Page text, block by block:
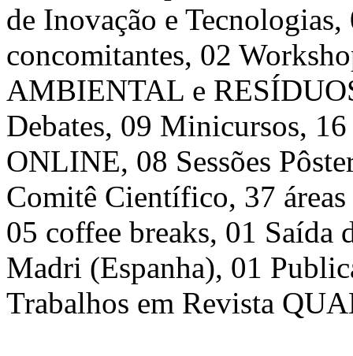
de Inovação e
concomitantes, 02
AMBIENTAL e
Debates, 09 Minicursos, 16
ONLINE, 08 Sessões
Comitê Científico, 37
05 coffee breaks, 01 Saída
Madri (Espanha), 01
Trabalhos em Revista